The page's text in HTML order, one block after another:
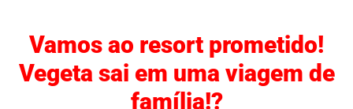
Vamos ao resort prometido!
Vegeta sai em uma viagem de
família!?